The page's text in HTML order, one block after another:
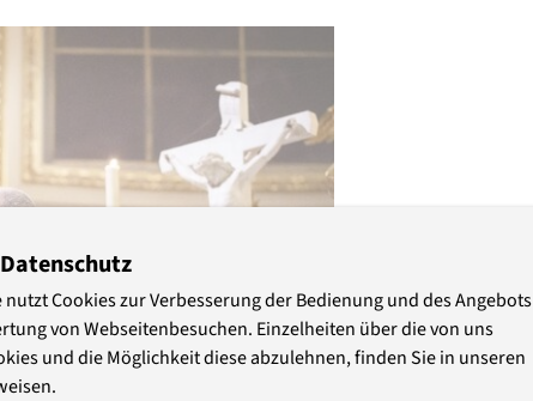
nutzt Cookies zur Verbesserung der Bedienung und des Angebots
von Webseitenbesuchen. Einzelheiten über die von uns
und die Möglichkeit diese abzulehnen, finden Sie in unseren